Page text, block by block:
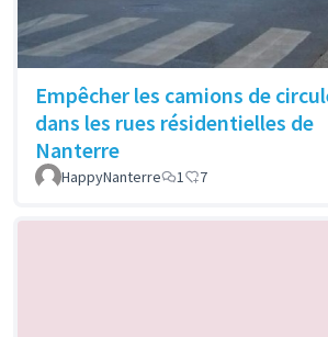
Empêcher les camions de
dans les rues résidentielles de
Nanterre
HappyNanterre 1 7